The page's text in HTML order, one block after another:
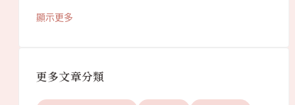
顯示更多
更多文章分類